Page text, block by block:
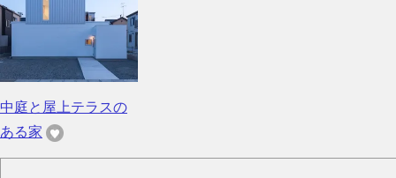
中庭と屋上テラスの
ある家